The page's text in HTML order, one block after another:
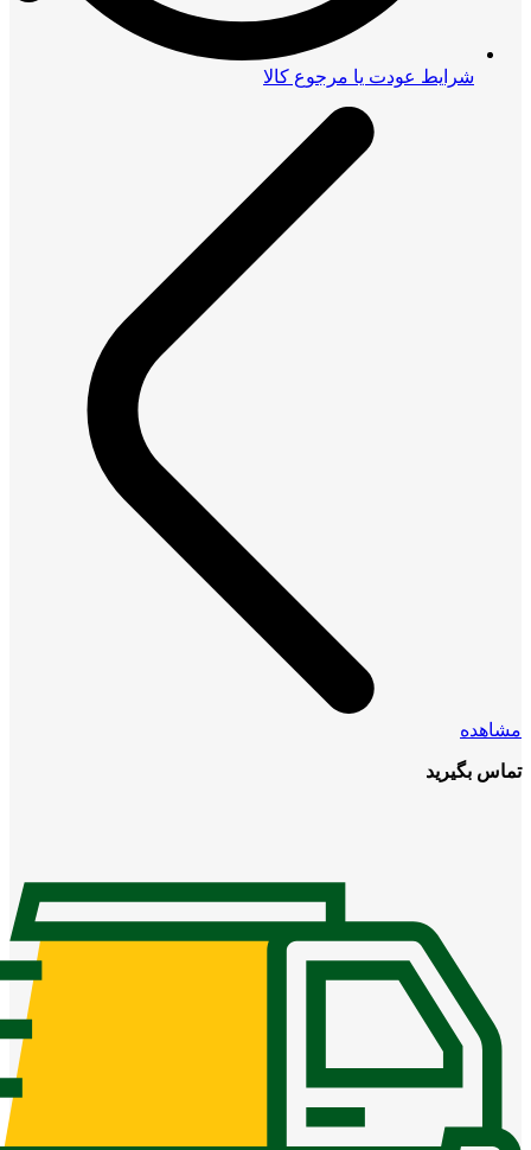
شرایط عودت یا مرجوع کالا
مشاهده
تماس بگیرید